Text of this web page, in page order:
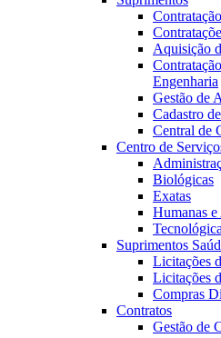
Aquisição
Engenharia
Gestão de
Cadastro
Central de
Centro de
Biológicas
Exatas
Humanas e
Suprimentos
Licitações
Licitações
Compras
Contratos
Gestão de